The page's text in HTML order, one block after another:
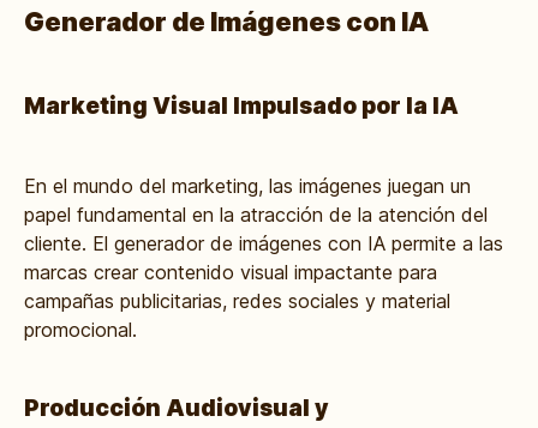
Generador de Imágenes con IA
Marketing Visual Impulsado por la IA
En el mundo del marketing, las imágenes juegan un
papel fundamental en la atracción de la atención del
cliente. El generador de imágenes con IA permite a las
marcas crear contenido visual impactante para
campañas publicitarias, redes sociales y material
promocional.
Producción Audiovisual y